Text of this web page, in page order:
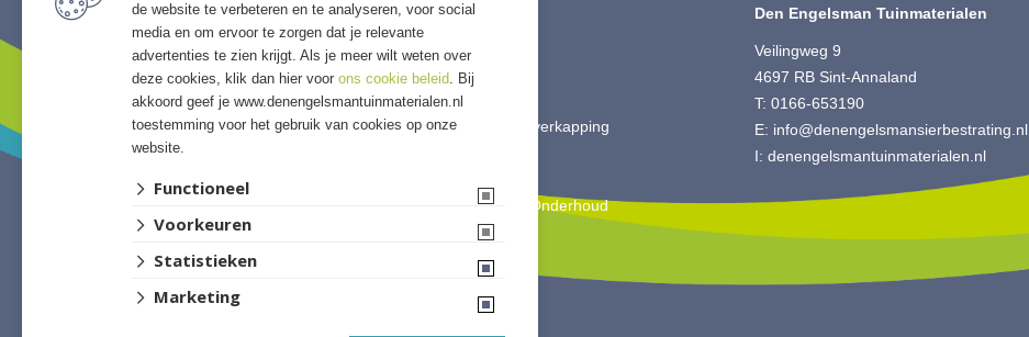
Service
• Algemene voorwaarden
• Klantenservice
• Privacyverklaring
• Over GSB
• Andere GSB-vestigingen
Assortiment
• Grind & Split
• Tuinhout
• Tuinhuis & Overkapping
• Afwerking & Onderhoud
Den Engelsman Tuinmaterialen
Veilingweg 9
4697 RB Sint-Annaland
T: 0166-653190
E: info@denengelsmansierbestrating.nl
I: denengelsmantuinmaterialen.nl
de website te verbeteren en te analyseren, voor social
media en om ervoor te zorgen dat je relevante
advertenties te zien krijgt. Als je meer wilt weten over
deze cookies, klik dan hier voor ons cookie beleid. Bij
akkoord geef je www.denengelsmantuinmaterialen.nl
toestemming voor het gebruik van cookies op onze
website.
Functioneel
Voorkeuren
Statistieken
Marketing